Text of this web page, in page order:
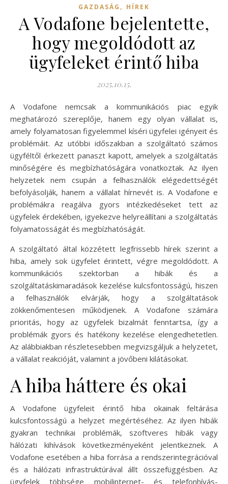
GAZDASÁG , HÍREK
A Vodafone bejelentette,
hogy megoldódott az
ügyfeleket érintő hiba
2025.10.15.
A Vodafone nemcsak a kommunikációs piac egyik
meghatározó szereplője, hanem egy olyan vállalat is,
amely folyamatosan figyelemmel kíséri ügyfelei igényeit és
problémáit. Az utóbbi időszakban a szolgáltató számos
ügyféltől érkezett panaszt kapott, amelyek a szolgáltatás
minőségére és megbízhatóságára vonatkoztak. Az ilyen
helyzetek nem csupán a felhasználók elégedettségét
befolyásolják, hanem a vállalat hírnevét is. A Vodafone e
problémákra reagálva gyors intézkedéseket tett az
ügyfelek érdekében, igyekezve helyreállítani a szolgáltatás
folyamatosságát és megbízhatóságát.
A szolgáltató által közzétett legfrissebb hírek szerint a
hiba, amely sok ügyfelet érintett, végre megoldódott. A
kommunikációs szektorban a hibák és a
szolgáltatáskimaradások kezelése kulcsfontosságú, hiszen
a felhasználók elvárják, hogy a szolgáltatások
zökkenőmentesen működjenek. A Vodafone számára
prioritás, hogy az ügyfelek bizalmát fenntartsa, így a
problémák gyors és hatékony kezelése elengedhetetlen.
Az alábbiakban részletesebben megvizsgáljuk a helyzetet,
a vállalat reakcióját, valamint a jövőbeni kilátásokat.
A hiba háttere és okai
A Vodafone ügyfeleit érintő hiba okainak feltárása
kulcsfontosságú a helyzet megértéséhez. Az ilyen hibák
gyakran technikai problémák, szoftveres hibák vagy
hálózati kihívások következményeként jelentkeznek. A
Vodafone esetében a hiba forrása a rendszerintegrációval
és a hálózati infrastruktúrával állt összefüggésben. Az
ügyfelek többsége mobilinternet- és telefonhívás-